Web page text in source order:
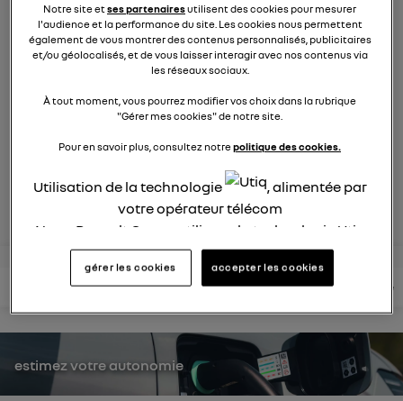
électriques RENAULT
9270membres
la voiture citadine électrique qui ne change rien à votre
posez une question
rejoignez
lire les questions lire les articles consultez votre notice
estimez votre autonomie
Notre site etses partenairesutilisent des cookies pour mesurer
l'audience et la performance du site. Les cookies nous permettent
également de vous montrer des contenus personnalisés, publicitaires
et/ou géolocalisés, et de vous laisser interagir avec nos contenus via
les réseaux sociaux.
À tout moment, vous pourrez modifier vos choix dans la rubrique
"Gérer mes cookies" de notre site.
Pour en savoir plus, consultez notrepolitique des cookies.
Utilisation de la technologie
, alimentée par
votre opérateur télécom
Nous, Renault Group, utilisons la technologie Utiq
pour nos activités digitales (telles que décrites
dans cette notice de consentement) et liées à
utilisez une connexion internet fournie parun
opérateur télécom participantet que vous
consentez sur chaque site).
La technologie Utiq a été conçue pour la
gérer les cookies accepter les cookies